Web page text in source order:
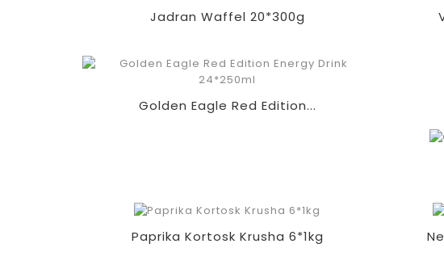
Jadran Waffel 20*300g
Golden Eagle Red Edition...
Paprika Kortosk Krusha 6*1kg